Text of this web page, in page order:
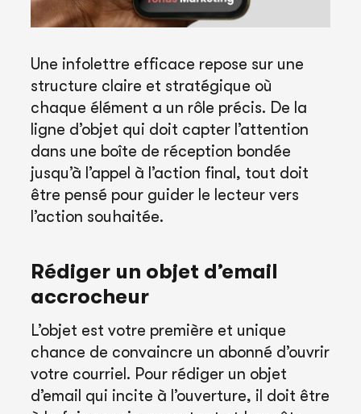
Une infolettre efficace repose sur une
structure claire et stratégique où
chaque élément a un rôle précis. De la
ligne d’objet qui doit capter l’attention
dans une boîte de réception bondée
jusqu’à l’appel à l’action final, tout doit
être pensé pour guider le lecteur vers
l’action souhaitée.
Rédiger un objet d’email
accrocheur
L’objet est votre première et unique
chance de convaincre un abonné d’ouvrir
votre courriel. Pour rédiger un objet
d’email qui incite à l’ouverture, il doit être